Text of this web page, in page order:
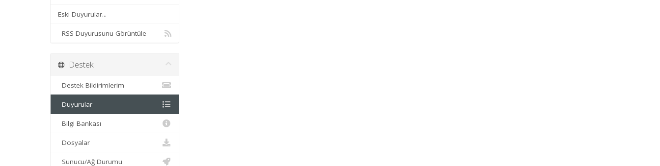
Eski Duyurular...
RSS Duyurusunu Görüntüle
Destek
Destek Bildirimlerim
Duyurular
Bilgi Bankası
Dosyalar
Sunucu/Ağ Durumu